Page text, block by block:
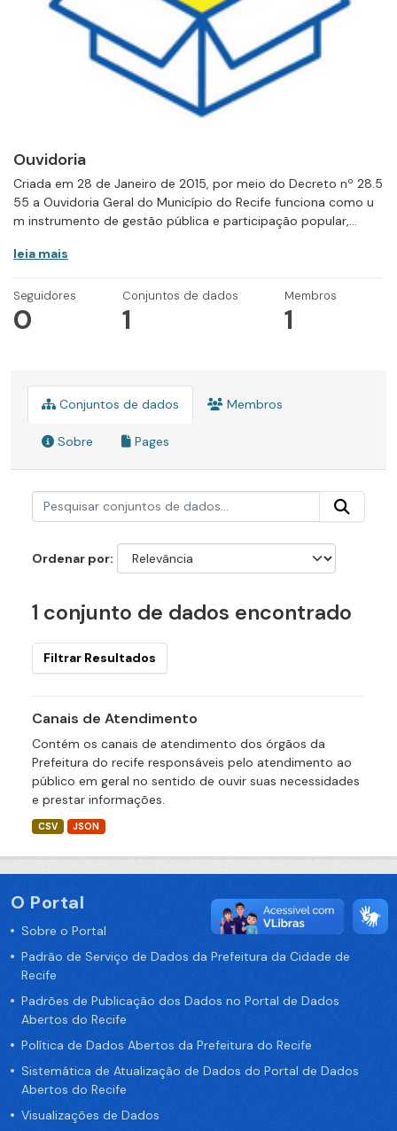
Ouvidoria
Criada em 28 de Janeiro de 2015, por meio do Decreto nº 28.5
55 a Ouvidoria Geral do Município do Recife funciona como u
m instrumento de gestão pública e participação popular,...
leia mais
Seguidores
0
Conjuntos de dados
1
Membros
1
Conjuntos de dados Membros
Sobre Pages
Ordenar por
1 conjunto de dados encontrado
Filtrar Resultados
Canais de Atendimento
Contém os canais de atendimento dos órgãos da
Prefeitura do recife responsáveis pelo atendimento ao
público em geral no sentido de ouvir suas necessidades
e prestar informações.
CSV JSON
O Portal
Sobre o Portal
Padrão de Serviço de Dados da Prefeitura da Cidade de
Recife
Padrões de Publicação dos Dados no Portal de Dados
Abertos do Recife
Política de Dados Abertos da Prefeitura do Recife
Sistemática de Atualização de Dados do Portal de Dados
Abertos do Recife
Visualizações de Dados